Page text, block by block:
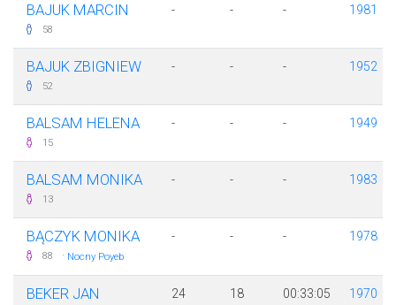
BAJUK MARCIN
58
- - - 1981
BAJUK ZBIGNIEW
52
- - - 1952
BALSAM HELENA
15
- - - 1949
BALSAM MONIKA
13
- - - 1983
BĄCZYK MONIKA
88 · Nocny Poyeb
- - - 1978
BEKER JAN 24 18 00:33:05 1970